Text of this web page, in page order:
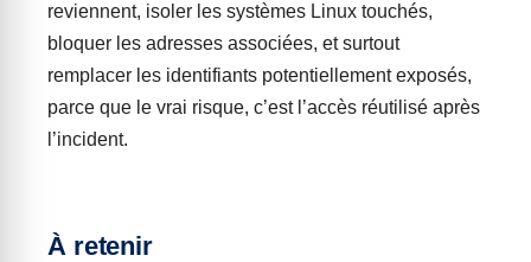
reviennent, isoler les systèmes Linux touchés,
bloquer les adresses associées, et surtout
remplacer les identifiants potentiellement exposés,
parce que le vrai risque, c’est l’accès réutilisé après
l’incident.
À retenir